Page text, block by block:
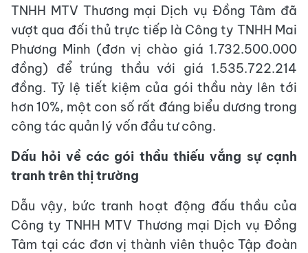
TNHH MTV Thương mại Dịch vụ Đồng Tâm đã
vượt qua đối thủ trực tiếp là Công ty TNHH Mai
Phương Minh (đơn vị chào giá 1.732.500.000
đồng) để trúng thầu với giá 1.535.722.214
đồng. Tỷ lệ tiết kiệm của gói thầu này lên tới
hơn 10%, một con số rất đáng biểu dương trong
công tác quản lý vốn đầu tư công.
Dấu hỏi về các gói thầu thiếu vắng sự cạnh
tranh trên thị trường
Dẫu vậy, bức tranh hoạt động đấu thầu của
Công ty TNHH MTV Thương mại Dịch vụ Đồng
Tâm tại các đơn vị thành viên thuộc Tập đoàn